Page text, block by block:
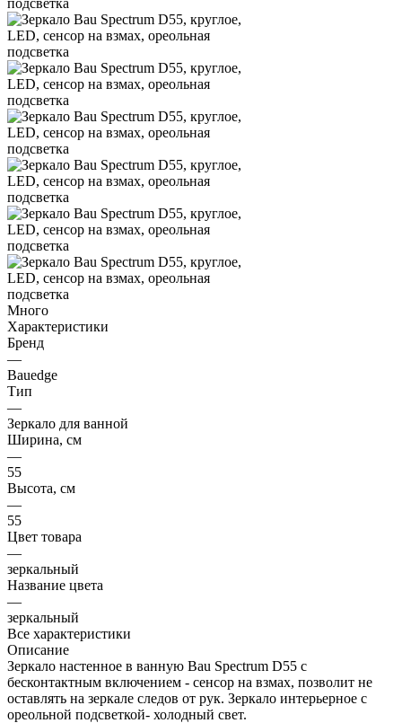
Много
Характеристики
Бренд
—
Bauedge
Тип
—
Зеркало для ванной
Ширина, см
—
55
Высота, см
—
55
Цвет товара
—
зеркальный
Название цвета
—
зеркальный
Все характеристики
Описание
Зеркало настенное в ванную Bau Spectrum D55 с
бесконтактным включением - сенсор на взмах, позволит не
оставлять на зеркале следов от рук. Зеркало интерьерное с
ореольной подсветкой- холодный свет.